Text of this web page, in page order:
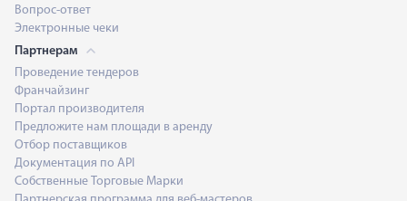
Вопрос-ответ
Электронные чеки
Партнерам
Проведение тендеров
Франчайзинг
Портал производителя
Предложите нам площади в аренду
Отбор поставщиков
Документация по API
Собственные Торговые Марки